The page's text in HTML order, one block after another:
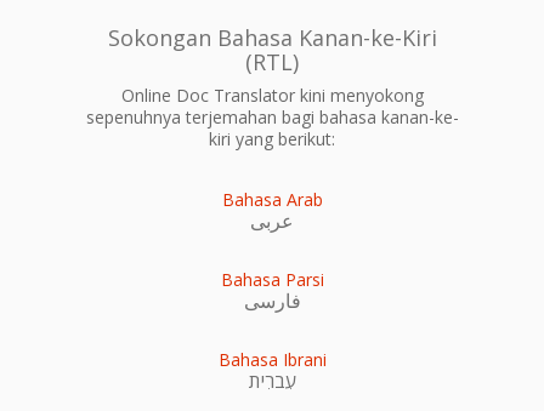
Sokongan Bahasa Kanan-ke-Kiri
(RTL)
Online Doc Translator kini menyokong
sepenuhnya terjemahan bagi bahasa kanan-ke-
kiri yang berikut:
Bahasa Arab
عربى
Bahasa Parsi
فارسی
Bahasa Ibrani
עִברִית